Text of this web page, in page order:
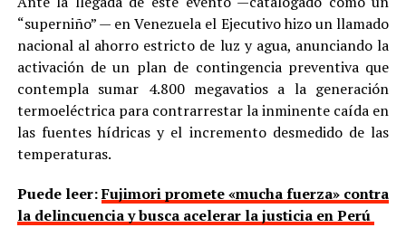
“superniño” — en Venezuela el Ejecutivo hizo un llamado
nacional al ahorro estricto de luz y agua, anunciando la
activación de un plan de contingencia preventiva que
contempla sumar 4.800 megavatios a la generación
termoeléctrica para contrarrestar la inminente caída en
las fuentes hídricas y el incremento desmedido de las
temperaturas.
Puede leer:Fujimori promete «mucha fuerza» contra
la delincuencia y busca acelerar la justicia en Perú